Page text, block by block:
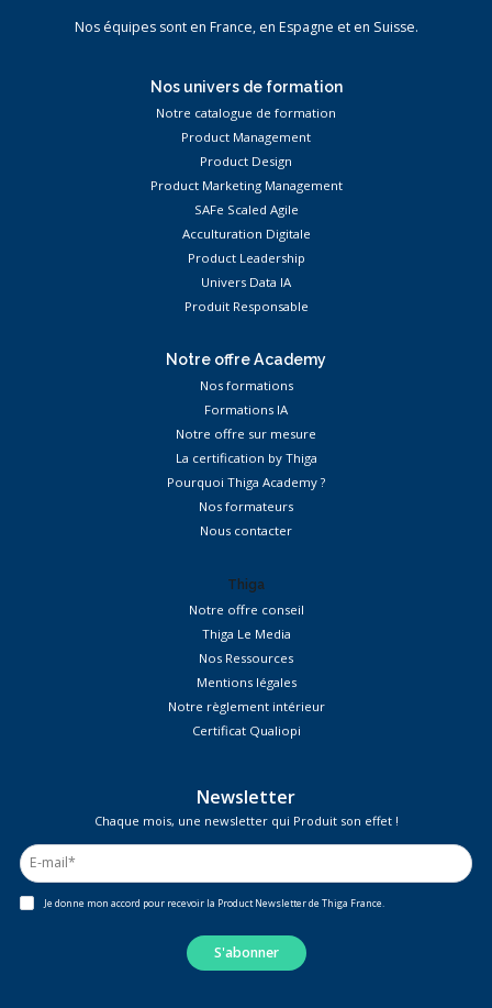
Nos équipes sont en France, en Espagne et en Suisse.
Nos univers de formation
Notre catalogue de formation
Product Management
Product Design
Product Marketing Management
SAFe Scaled Agile
Acculturation Digitale
Product Leadership
Univers Data IA
Produit Responsable
Notre offre Academy
Nos formations
Formations IA
Notre offre sur mesure
La certification by Thiga
Pourquoi Thiga Academy ?
Nos formateurs
Nous contacter
Thiga
Notre offre conseil
Thiga Le Media
Nos Ressources
Mentions légales
Notre règlement intérieur
Certificat Qualiopi
Newsletter
Chaque mois, une newsletter qui Produit son effet !
Je donne mon accord pour recevoir la Product Newsletter de Thiga France.